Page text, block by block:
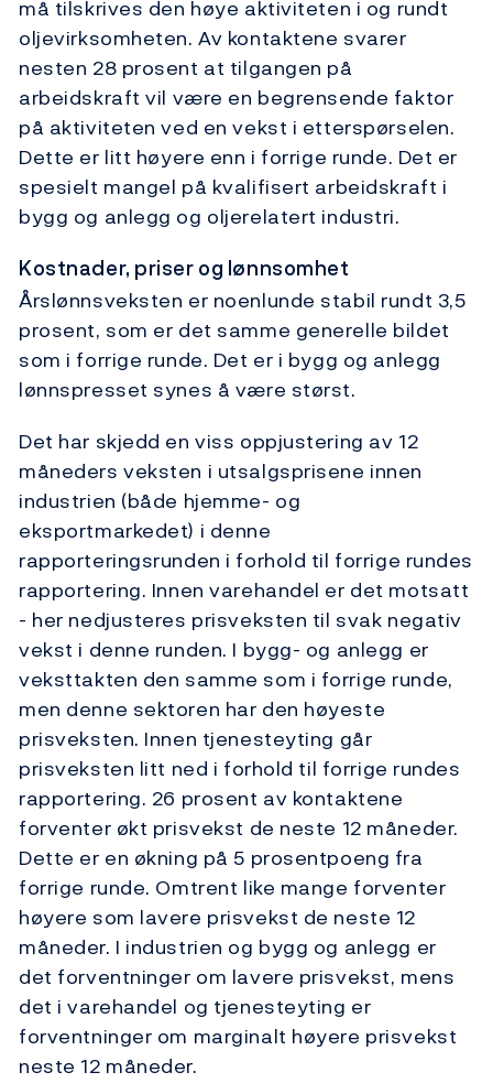
må tilskrives den høye aktiviteten i og rundt
oljevirksomheten. Av kontaktene svarer
nesten 28 prosent at tilgangen på
arbeidskraft vil være en begrensende faktor
på aktiviteten ved en vekst i etterspørselen.
Dette er litt høyere enn i forrige runde. Det er
spesielt mangel på kvalifisert arbeidskraft i
bygg og anlegg og oljerelatert industri.
Kostnader, priser og lønnsomhet
Årslønnsveksten er noenlunde stabil rundt 3,5
prosent, som er det samme generelle bildet
som i forrige runde. Det er i bygg og anlegg
lønnspresset synes å være størst.
Det har skjedd en viss oppjustering av 12
måneders veksten i utsalgsprisene innen
industrien (både hjemme- og
eksportmarkedet) i denne
rapporteringsrunden i forhold til forrige rundes
rapportering. Innen varehandel er det motsatt
- her nedjusteres prisveksten til svak negativ
vekst i denne runden. I bygg- og anlegg er
veksttakten den samme som i forrige runde,
men denne sektoren har den høyeste
prisveksten. Innen tjenesteyting går
prisveksten litt ned i forhold til forrige rundes
rapportering. 26 prosent av kontaktene
forventer økt prisvekst de neste 12 måneder.
Dette er en økning på 5 prosentpoeng fra
forrige runde. Omtrent like mange forventer
høyere som lavere prisvekst de neste 12
måneder. I industrien og bygg og anlegg er
det forventninger om lavere prisvekst, mens
det i varehandel og tjenesteyting er
forventninger om marginalt høyere prisvekst
neste 12 måneder.